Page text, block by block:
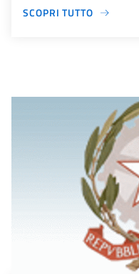
SCOPRI TUTTO